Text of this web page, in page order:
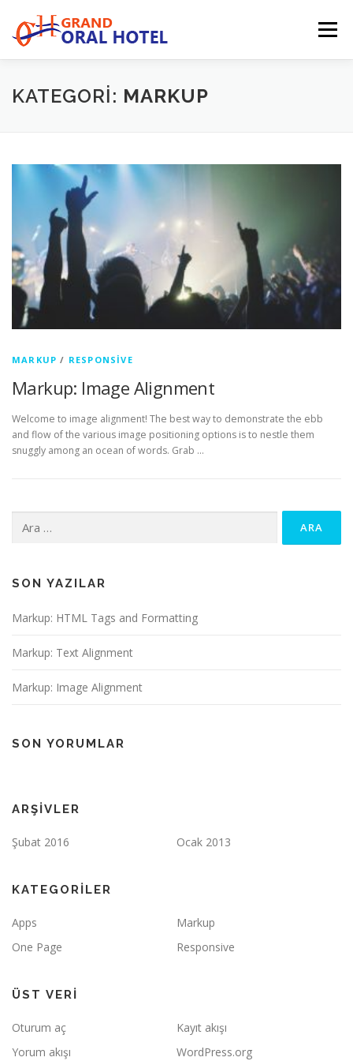
Menü
GRAND ORAL HOTEL ULAŞIM
KATEGORI: MARKUP
MARKUP / RESPONSIVE
Markup: Image Alignment
Welcome to image alignment! The best way to demonstrate the ebb
and flow of the various image positioning options is to nestle them
snuggly among an ocean of words. Grab …
SON YAZILAR
Markup: HTML Tags and Formatting
Markup: Text Alignment
Markup: Image Alignment
SON YORUMLAR
ARŞIVLER
Şubat 2016 Ocak 2013
KATEGORILER
Apps
Markup
One Page
Responsive
ÜST VERI
Oturum aç
Kayıt akışı
Yorum akışı
WordPress.org